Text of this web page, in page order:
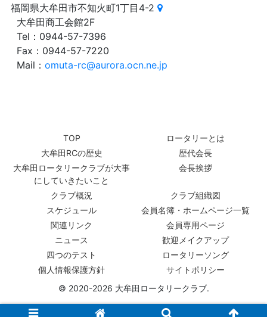
福岡県大牟田市不知火町1丁目4-2
大牟田商工会館2F
Tel：0944-57-7396
Fax：0944-57-7220
Mail：omuta-rc@aurora.ocn.ne.jp
TOP
ロータリーとは
大牟田RCの歴史
歴代会長
大牟田ロータリークラブが大事
にしていきたいこと
会長挨拶
クラブ概況
クラブ組織図
スケジュール
会員名簿・ホームページ一覧
関連リンク
会員専用ページ
ニュース
歓迎メイクアップ
四つのテスト
ロータリーソング
個人情報保護方針
サイトポリシー
© 2020-2026 大牟田ロータリークラブ.